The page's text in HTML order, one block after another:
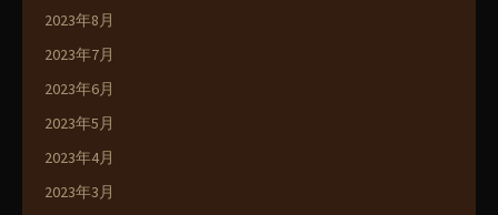
2023年8月
2023年7月
2023年6月
2023年5月
2023年4月
2023年3月